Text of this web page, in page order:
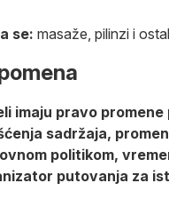
se: masaže, pilinzi i
imaju pravo
sadržaja,
politikom,
putovanja za